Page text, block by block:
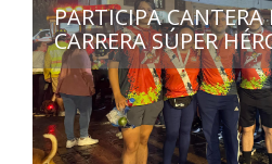
PARTICIPA CANTERA
CARRERA SÚPER